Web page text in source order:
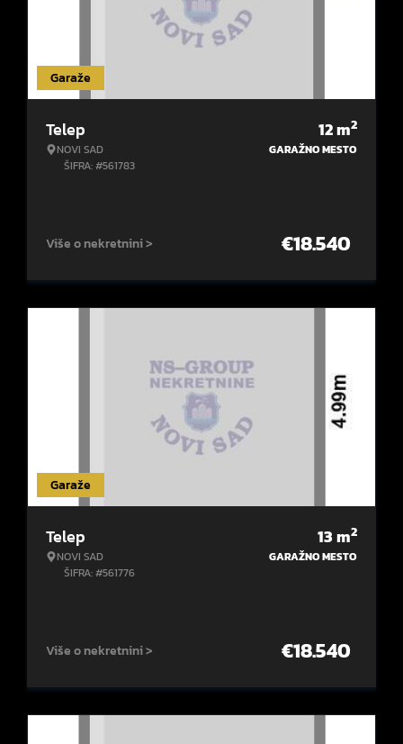
Garaže
Telep
NOVI SAD
ŠIFRA: #561783
12m2
GARAŽNO MESTO
Više o nekretnini > €18.540
Garaže
Telep
NOVI SAD
ŠIFRA: #561776
13m2
GARAŽNO MESTO
Više o nekretnini > €18.540